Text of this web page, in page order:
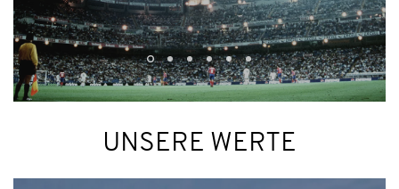
UNSERE WERTE